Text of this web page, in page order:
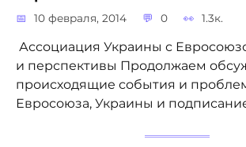
10 февраля, 2014 0 1.3к.
Ассоциация Украины с
и перспективы Продолжаем
происходящие события и
Евросоюза, Украины и